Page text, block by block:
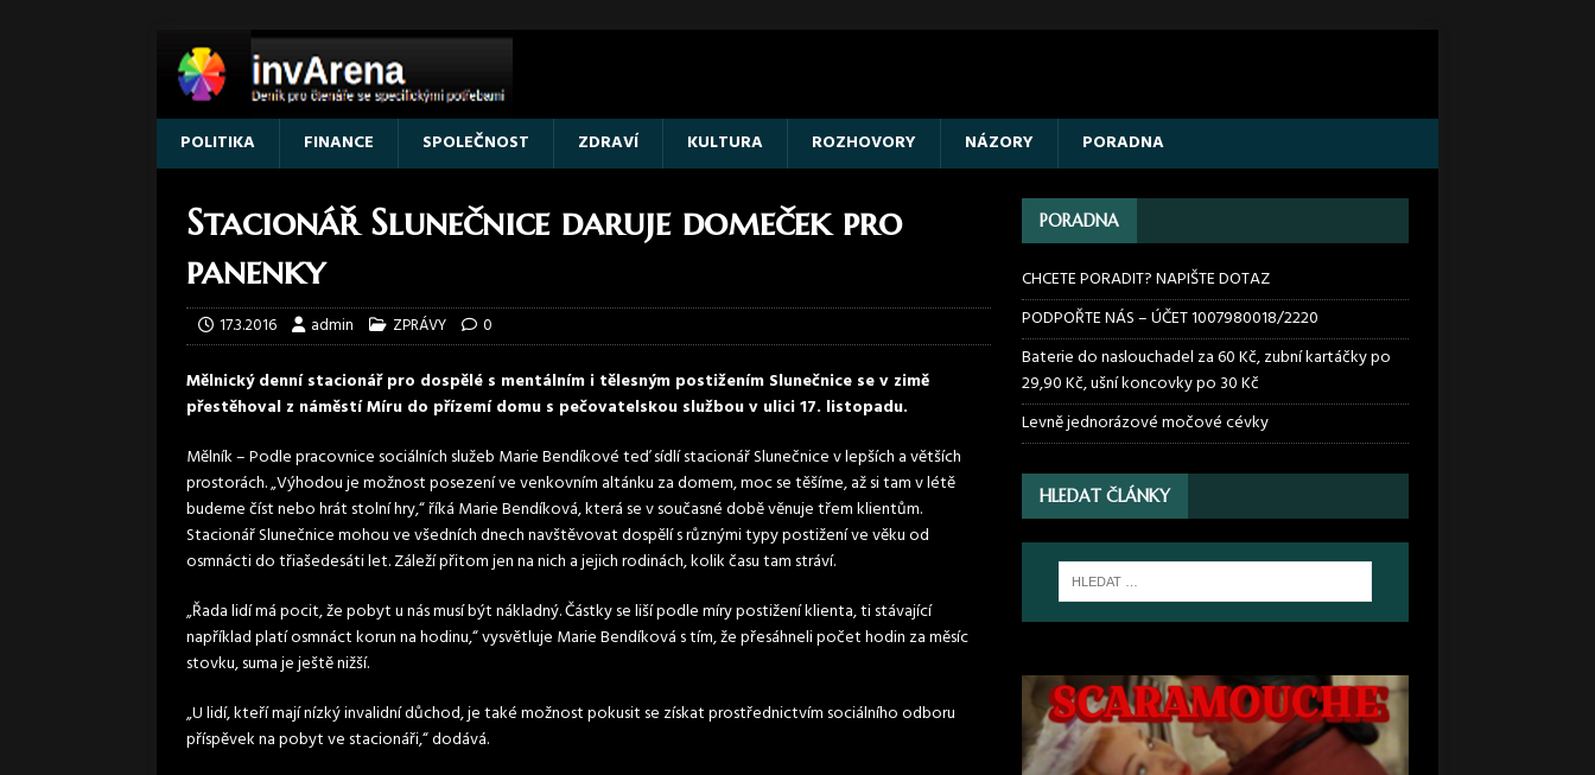
POLITIKA FINANCE SPOLEČNOST ZDRAVÍ KULTURA ROZHOVORY NÁZORY PORADNA
Stacionář Slunečnice daruje domeček pro
panenky
17.3.2016 admin ZPRÁVY 0
Mělnický denní stacionář pro dospělé s mentálním i tělesným postižením Slunečnice se v zimě
přestěhoval z náměstí Míru do přízemí domu s pečovatelskou službou v ulici 17. listopadu.
Mělník – Podle pracovnice sociálních služeb Marie Bendíkové teď sídlí stacionář Slunečnice v lepších a větších
prostorách. „Výhodou je možnost posezení ve venkovním altánku za domem, moc se těšíme, až si tam v létě
budeme číst nebo hrát stolní hry,“ říká Marie Bendíková, která se v současné době věnuje třem klientům.
Stacionář Slunečnice mohou ve všedních dnech navštěvovat dospělí s různými typy postižení ve věku od
osmnácti do třiašedesáti let. Záleží přitom jen na nich a jejich rodinách, kolik času tam stráví.
„Řada lidí má pocit, že pobyt u nás musí být nákladný. Částky se liší podle míry postižení klienta, ti stávající
například platí osmnáct korun na hodinu,“ vysvětluje Marie Bendíková s tím, že přesáhneli počet hodin za měsíc
stovku, suma je ještě nižší.
„U lidí, kteří mají nízký invalidní důchod, je také možnost pokusit se získat prostřednictvím sociálního odboru
příspěvek na pobyt ve stacionáři,“ dodává.
PORADNA
CHCETE PORADIT? NAPIŠTE DOTAZ
PODPOŘTE NÁS – ÚČET 1007980018/2220
Baterie do naslouchadel za 60 Kč, zubní kartáčky po
29,90 Kč, ušní koncovky po 30 Kč
Levně jednorázové močové cévky
HLEDAT ČLÁNKY